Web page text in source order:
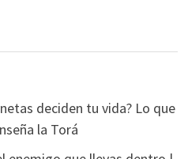
deciden tu vida? Lo que
la Torá